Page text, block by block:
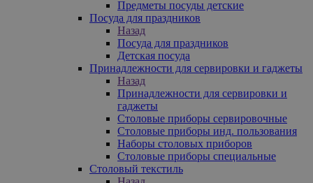
Предметы посуды детские
Посуда для праздников
Назад
Посуда для праздников
Детская посуда
Принадлежности для сервировки и гаджеты
Назад
Принадлежности для сервировки и
гаджеты
Столовые приборы сервировочные
Столовые приборы инд. пользования
Наборы столовых приборов
Столовые приборы специальные
Столовый текстиль